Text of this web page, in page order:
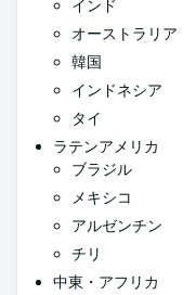
インド
オーストラリア
韓国
インドネシア
タイ
ラテンアメリカ
ブラジル
メキシコ
アルゼンチン
チリ
中東・アフリカ